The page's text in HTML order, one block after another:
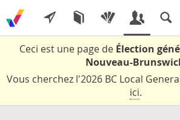
Ceci est une page de Élection
Nouveau-
Vous cherchez l'2026 BC Local
ici.